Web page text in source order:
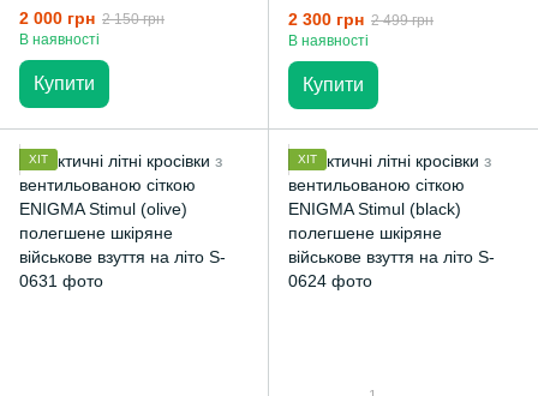
комбат чорні
2 000 грн 2 150 грн
В наявності
Купити
Lowa GTX Lo (coyote)
трекінгове шкіряне взуття
демі
2 300 грн 2 499 грн
В наявності
Купити
ХІТ ХІТ